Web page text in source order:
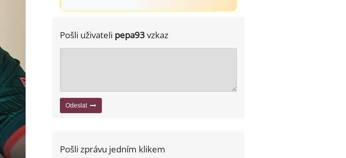
Pošli uživateli pepa93vzkaz
Odeslat
Pošli zprávu jedním klikem